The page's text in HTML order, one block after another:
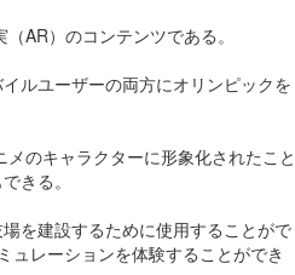
AR）のコンテンツである。
ルユーザーの両方にオリンピックを
のキャラクターに形象化されたこと
きる。
を建設するために使用することがで
ュレーションを体験することができ